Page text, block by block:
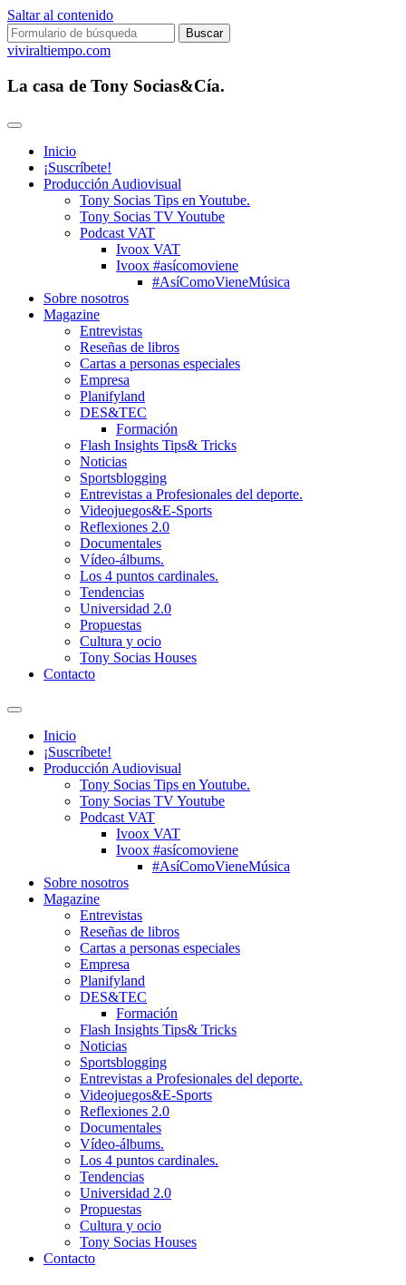
Saltar al contenido
Buscar:
viviraltiempo.com
La casa de Tony Socias&Cía.
Inicio
¡Suscríbete!
Producción Audiovisual
Tony Socias Tips en Youtube.
Tony Socias TV Youtube
Podcast VAT
Ivoox VAT
Ivoox #asícomoviene
#AsíComoVieneMúsica
Sobre nosotros
Magazine
Entrevistas
Reseñas de libros
Cartas a personas especiales
Empresa
Planifyland
DES&TEC
Formación
Flash Insights Tips& Tricks
Noticias
Sportsblogging
Entrevistas a Profesionales del deporte.
Videojuegos&E-Sports
Reflexiones 2.0
Documentales
Vídeo-álbums.
Los 4 puntos cardinales.
Tendencias
Universidad 2.0
Propuestas
Cultura y ocio
Tony Socias Houses
Contacto
Alternar
campo
búsqueda
Inicio
¡Suscríbete!
Producción Audiovisual
Tony Socias Tips en Youtube.
Tony Socias TV Youtube
Podcast VAT
Ivoox VAT
Ivoox #asícomoviene
#AsíComoVieneMúsica
Sobre nosotros
Magazine
Entrevistas
Reseñas de libros
Cartas a personas especiales
Empresa
Planifyland
DES&TEC
Formación
Flash Insights Tips& Tricks
Noticias
Sportsblogging
Entrevistas a Profesionales del deporte.
Videojuegos&E-Sports
Reflexiones 2.0
Documentales
Vídeo-álbums.
Los 4 puntos cardinales.
Tendencias
Universidad 2.0
Propuestas
Cultura y ocio
Tony Socias Houses
Contacto